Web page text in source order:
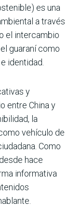
es una
a través
el intercambio
guaraní como
identidad.
y
entre China y
la
vehículo de
Como
hace
informativa